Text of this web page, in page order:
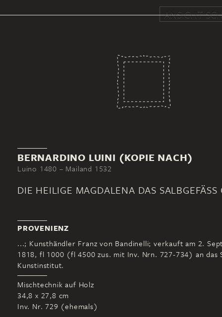
ANSICHT
BERNARDINO LUINI (KOPIE NACH)
Luino 1480 – Mailand 1532
DIE HEILIGE MAGDALENA DAS
PROVENIENZ
...; Kunsthändler Franz von Bandinelli; verkauft am 2.
1818, fl 1000 (fl 4500 zus. mit Inv. Nrn. 727-734) an das
Kunstinstitut.
Mischtechnik auf Holz
34,8 x 27,8 cm
Inv. Nr. 729 (ehemals)